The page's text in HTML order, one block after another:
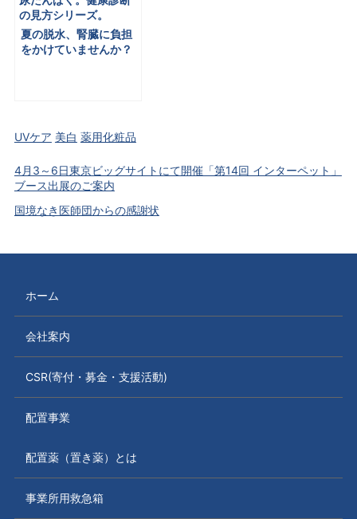
夏の脱水、腎臓に負担
をかけていませんか？
UVケア 美白 薬用化粧品
4月3～6日東京ビッグサイトにて開催「第14回 インターペット」
ブース出展のご案内
国境なき医師団からの感謝状
ホーム
会社案内
CSR(寄付・募金・支援活動)
配置事業
配置薬（置き薬）とは
事業所用救急箱